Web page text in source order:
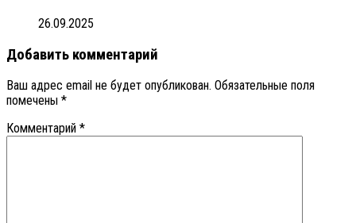
26.09.2025
Добавить комментарий
Ваш адрес email не будет опубликован. Обязательные поля
помечены *
Комментарий *